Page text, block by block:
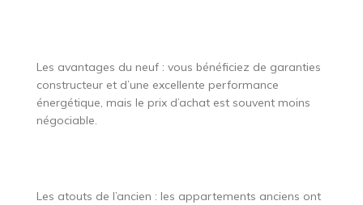
Les avantages du neuf : vous bénéficiez de garanties
constructeur et d’une excellente performance
énergétique, mais le prix d’achat est souvent moins
négociable.
Les atouts de l’ancien : les appartements anciens ont